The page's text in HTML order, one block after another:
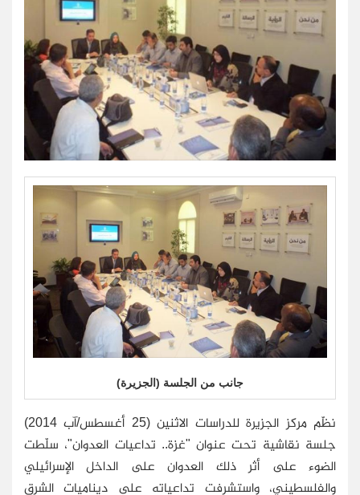
جانب من الجلسة (الجزيرة)
نظّم مركز الجزيرة للدراسات الاثنين (25 أغسطس/آب 2014)
جلسة نقاشية تحت عنوان "غزة.. تداعيات العدوان"، سلّطت
الضوء على أثر ذلك العدوان على الداخل الإسرائيلي
والفلسطيني، واستشرفت تداعياته على ديناميات الشرق